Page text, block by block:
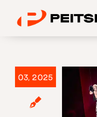
inhoud
03, 2025